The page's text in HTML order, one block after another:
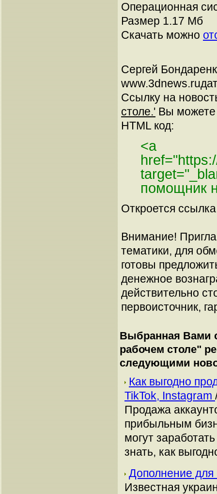
Операционная
Размер 1.17 Мб
Скачать можно
Сергей
Ссылку на
столе.' Вы можете
HTML код:
<a
помощник
Откроется
Внимание!
тематики, для
готовы
денежное
действительно
первоисточник,
Выбранная Вами
рабочем столе"
следующими
Как выгодно
TikTok, Instagram
Продажа
прибыльным
могут
знать, как
Дополнение для
Известная